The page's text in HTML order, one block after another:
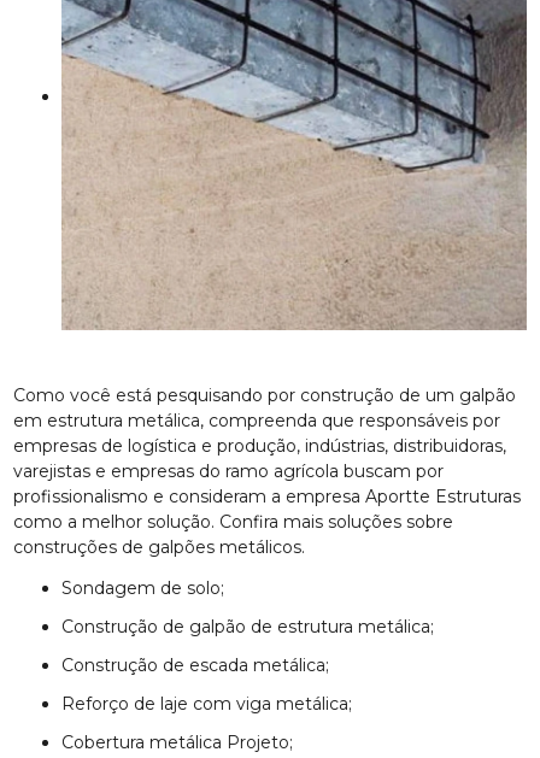
Como você está pesquisando por construção de um galpão
em estrutura metálica, compreenda que responsáveis por
empresas de logística e produção, indústrias, distribuidoras,
varejistas e empresas do ramo agrícola buscam por
profissionalismo e consideram a empresa Aportte Estruturas
como a melhor solução. Confira mais soluções sobre
construções de galpões metálicos.
sondagem de solo;
construção de galpão de estrutura metálica;
construção de escada metálica;
reforço de laje com viga metálica;
Cobertura metálica Projeto;